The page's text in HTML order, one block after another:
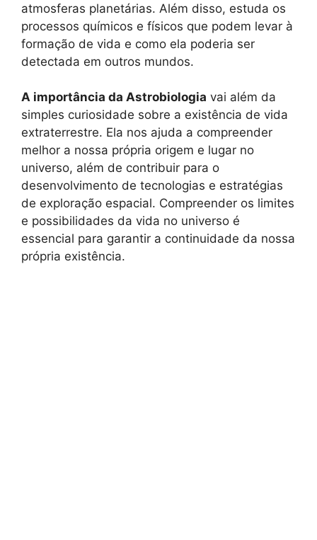
atmosferas planetárias. Além disso, estuda os
processos químicos e físicos que podem levar à
formação de vida e como ela poderia ser
detectada em outros mundos.
A importância da Astrobiologia vai além da
simples curiosidade sobre a existência de vida
extraterrestre. Ela nos ajuda a compreender
melhor a nossa própria origem e lugar no
universo, além de contribuir para o
desenvolvimento de tecnologias e estratégias
de exploração espacial. Compreender os limites
e possibilidades da vida no universo é
essencial para garantir a continuidade da nossa
própria existência.